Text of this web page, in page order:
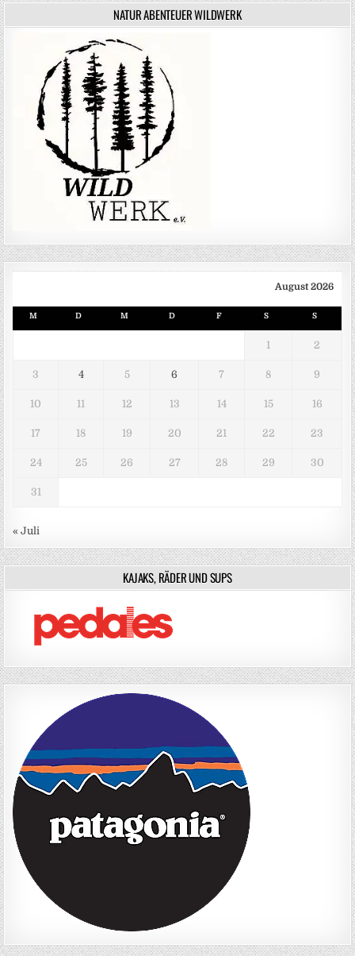
NATUR ABENTEUER WILDWERK
August 2026
M D M D F S S
1 2
3 4 5 6 7 8 9
10 11 12 13 14 15 16
17 18 19 20 21 22 23
24 25 26 27 28 29 30
31
« Juli
KAJAKS, RÄDER UND SUPS